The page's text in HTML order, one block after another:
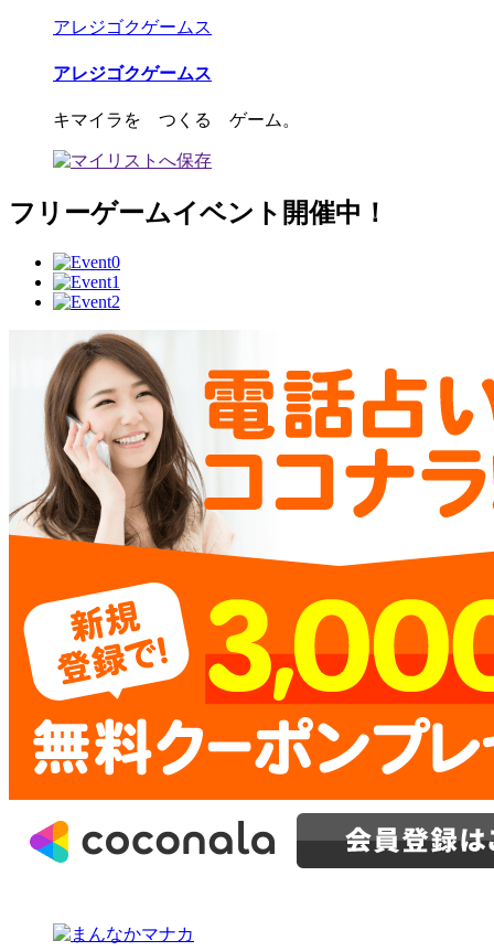
アレジゴクゲームス
アレジゴクゲームス
キマイラを つくる ゲーム。
フリーゲームイベント開催中！